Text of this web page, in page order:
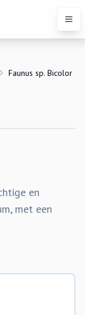
Faunus sp. Bicolor
en
met een